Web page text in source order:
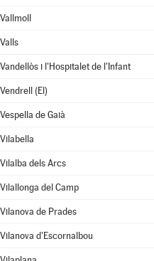
Vallmoll
Valls
Vandellòs i l'Hospitalet de l'Infant
Vendrell (El)
Vespella de Gaià
Vilabella
Vilalba dels Arcs
Vilallonga del Camp
Vilanova de Prades
Vilanova d'Escornalbou